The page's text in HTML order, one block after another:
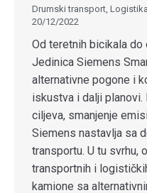
Drumski transport, Logistika
20/12/2022
Od teretnih bicikala
Jedinica Siemens
alternativne pogone i
iskustva i dalji
ciljeva, smanjenje
Siemens nastavlja sa
transportu. U tu svrhu,
transportnih i
kamione sa